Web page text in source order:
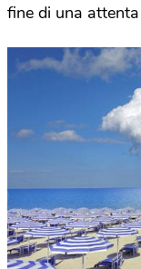
fine di una